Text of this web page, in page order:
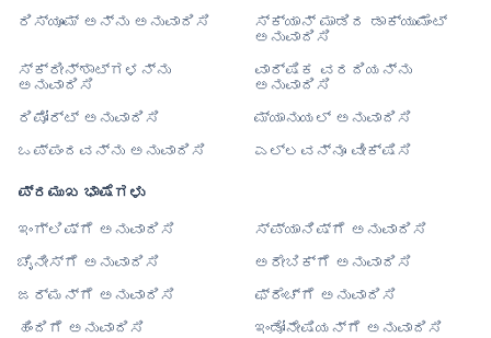
ರಿಸ್ಯೂಮ್ ಅನ್ನು ಅನುವಾದಿಸಿ
ಸ್ಕ್ಯಾನ್ ಮಾಡಿದ ಡಾಕ್ಯುಮೆಂಟ್
ಅನುವಾದಿಸಿ
ಸ್ಕ್ರೀನ್‌ಶಾಟ್‌ಗಳನ್ನು
ಅನುವಾದಿಸಿ
ವಾರ್ಷಿಕ ವರದಿಯನ್ನು
ಅನುವಾದಿಸಿ
ರಿಪೋರ್ಟ್ ಅನುವಾದಿಸಿ
ಮ್ಯಾನುಯಲ್ ಅನುವಾದಿಸಿ
ಒಪ್ಪಂದವನ್ನು ಅನುವಾದಿಸಿ
ಎಲ್ಲವನ್ನೂ ವೀಕ್ಷಿಸಿ
ಪ್ರಮುಖ ಭಾಷೆಗಳು
ಇಂಗ್ಲಿಷ್‌ಗೆ ಅನುವಾದಿಸಿ
ಸ್ಪ್ಯಾನಿಷ್‌ಗೆ ಅನುವಾದಿಸಿ
ಚೈನೀಸ್‌ಗೆ ಅನುವಾದಿಸಿ
ಅರೇಬಿಕ್‌ಗೆ ಅನುವಾದಿಸಿ
ಜರ್ಮನ್‌ಗೆ ಅನುವಾದಿಸಿ
ಫ್ರೆಂಚ್‌ಗೆ ಅನುವಾದಿಸಿ
ಹಿಂದಿಗೆ ಅನುವಾದಿಸಿ
ಇಂಡೋನೇಷಿಯನ್‌ಗೆ ಅನುವಾದಿಸಿ